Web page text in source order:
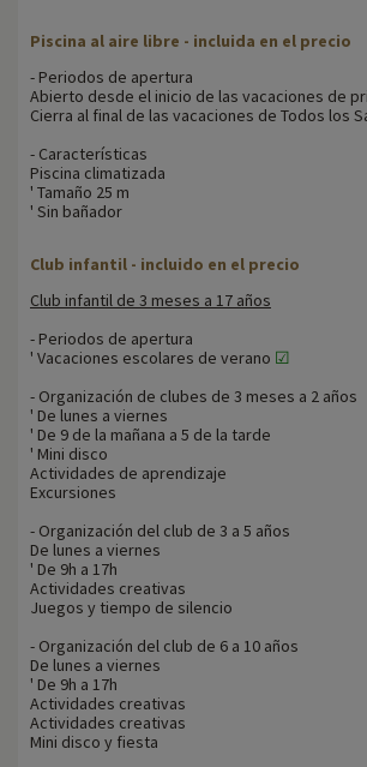
Piscina al aire libre - incluida en el precio
- Periodos de apertura
Abierto desde el inicio de las vacaciones de
Cierra al final de las vacaciones de Todos los
- Características
Piscina climatizada
' Tamaño 25 m
' Sin bañador
Club infantil - incluido en el precio
Club infantil de 3 meses a 17 años
- Periodos de apertura
' Vacaciones escolares de verano ☑
- Organización de clubes de 3 meses a 2 años
' De lunes a viernes
' De 9 de la mañana a 5 de la tarde
' Mini disco
Actividades de aprendizaje
Excursiones
- Organización del club de 3 a 5 años
De lunes a viernes
' De 9h a 17h
Actividades creativas
Juegos y tiempo de silencio
- Organización del club de 6 a 10 años
De lunes a viernes
' De 9h a 17h
Actividades creativas
Actividades creativas
Mini disco y fiesta